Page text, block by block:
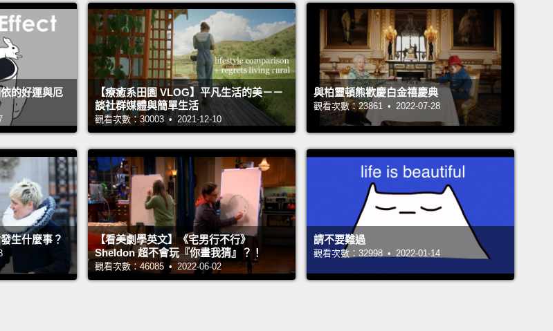
25:13 超實用片語 "mess up" 中文是？
26:55 單字 "inner" 意思是？
主持人：John Drummond 陽昊恩
來賓：莫允雯 Christina
翻譯：Angela Ma
的好運與厄
【療癒系田園 VLOG】平凡生活的美－－
談社群媒體與簡單生活
觀看次數：30003 • 2021-12-10
與柏靈頓熊歡慶白金禧慶典
觀看次數：23861 • 2022-07-28
生什麼事？
【看美劇學英文】《宅男行不行》
Sheldon 超不會玩『你畫我猜』？！
觀看次數：46085 • 2022-06-02
請不要難過
觀看次數：32998 • 2022-01-14